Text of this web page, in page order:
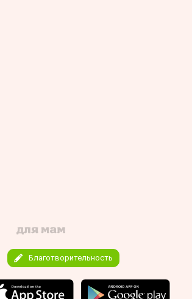
Благотворительность